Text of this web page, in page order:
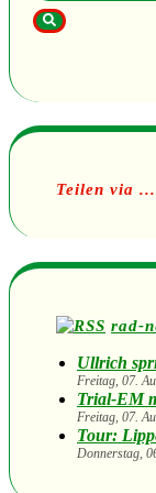
Teilen via ...
rad-
Ullrich
Freitag, 07.
Trial-EM
Freitag, 07.
Tour:
Donnerstag,